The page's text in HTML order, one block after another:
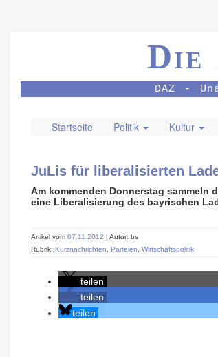
Die
DAZ -
Startseite Politik Kultur
JuLis für liberalisierten
Am kommenden Donnerstag
eine Liberalisierung des bayrischen
Artikel vom 07.11.2012 | Autor: bs
Rubrik: Kurznachrichten Parteien Wirtschaftspolitik
teilen
teilen
teilen